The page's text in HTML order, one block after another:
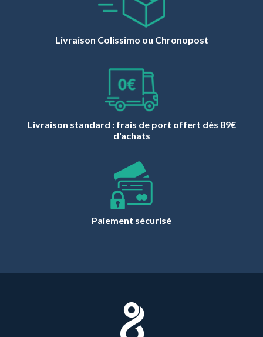
Livraison Colissimo ou Chronopost
Livraison standard : frais de port offert dès 89€
d'achats
Paiement sécurisé